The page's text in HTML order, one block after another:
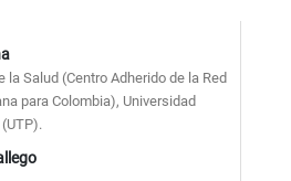
la Salud (Centro Adherido de la Red
para Colombia), Universidad